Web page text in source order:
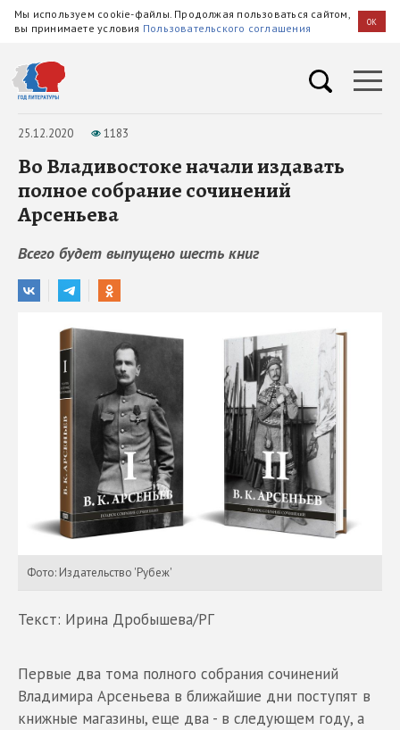
Мы используем cookie-файлы. Продолжая пользоваться сайтом,
вы принимаете условия Пользовательского соглашения OK
25.12.2020 1183
Во Владивостоке начали издавать
полное собрание сочинений
Арсеньева
Всего будет выпущено шесть книг
Фото: Издательство 'Рубеж'
Текст: Ирина Дробышева/РГ
Первые два тома полного собрания сочинений
Владимира Арсеньева в ближайшие дни поступят в
книжные магазины, еще два - в следующем году, а